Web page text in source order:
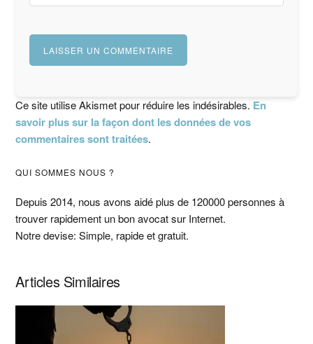
Ce site utilise Akismet pour réduire les indésirables. En
savoir plus sur la façon dont les données de vos
commentaires sont traitées.
Barre
latérale
principale
QUI SOMMES NOUS ?
Depuis 2014, nous avons aidé plus de 120000 personnes à
trouver rapidement un bon avocat sur Internet.
Notre devise: Simple, rapide et gratuit.
Articles Similaires